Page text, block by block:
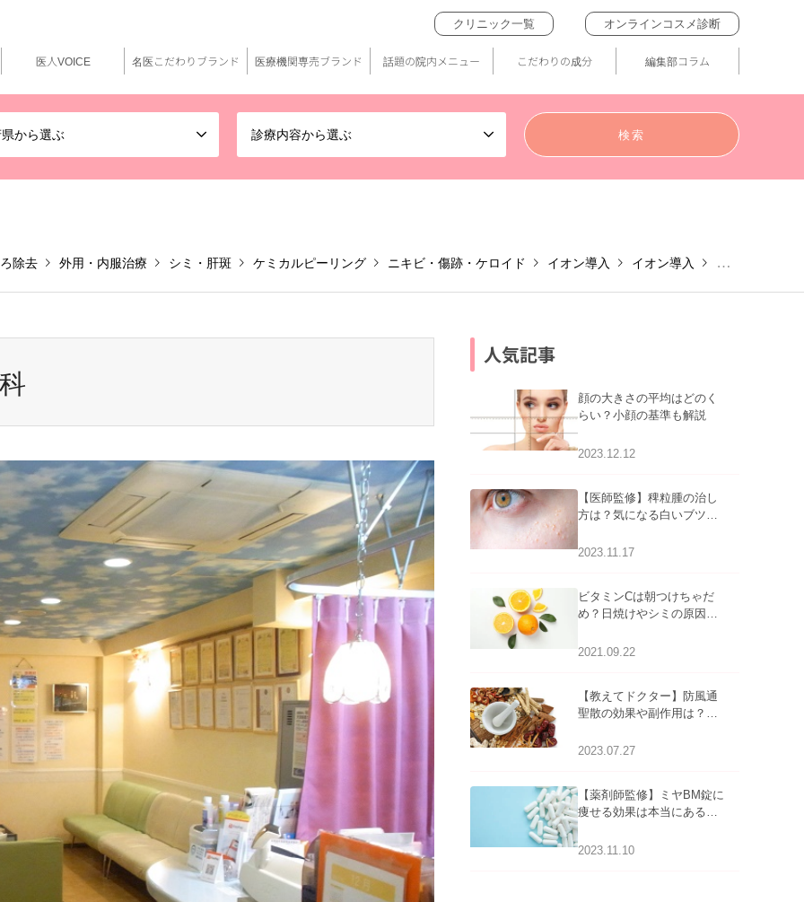
から選ぶ 診療内容から選ぶ
クリニック一覧 オンラインコスメ診断
医人VOICE 名医こだわりブランド 医療機関専売ブランド 話題の院内メニュー こだわりの成分 編集部コラム
除去 外用・内服治療 シミ・肝斑 ケミカルピーリング ニキビ・傷跡・ケロイド イオン導入 イオン導入 外用・内服治療
人気記事
顔の大きさの平均はどのく
らい？小顔の基準も解説
2023.12.12
【医師監修】稗粒腫の治し
方は？気になる白いブツブ
アについて
2023.11.17
ビタミンCは朝つけちゃだ
め？日焼けやシミの原因に
2021.09.22
【教えてドクター】防風通
聖散の効果や副作用は？長
2023.07.27
【薬剤師監修】ミヤBM錠に
痩せる効果は本当にある
2023.11.10